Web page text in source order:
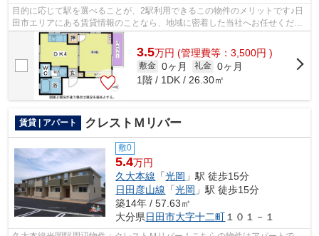
目的に応じて駅を選べることが、2駅利用できるこの物件のメリットです♪日
田市エリアにある賃貸情報のことなら、地域に密着した当社へお任せくださ
い♪当社は、多種多様な賃貸情報を取り...
3.5万円 (管理費等：3,500円 )
敷金 0ヶ月 礼金 0ヶ月
1階 / 1DK / 26.30㎡
賃貸 | アパート クレストＭリバー
敷0
5.4万円
久大本線 「光岡 」駅 徒歩15分
日田彦山線 「光岡 」駅 徒歩15分
築14年 / 57.63㎡
大分県日田市大字十二町 １０１－１